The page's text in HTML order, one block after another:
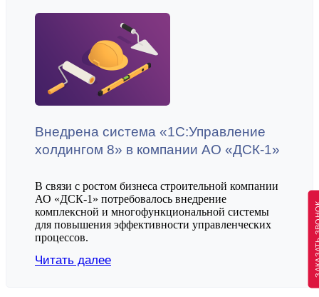
Внедрена система «1С:Управление
холдингом 8» в компании АО «ДСК-1»
В связи с ростом бизнеса строительной компании
АО «ДСК-1» потребовалось внедрение
комплексной и многофункциональной системы
для повышения эффективности управленческих
процессов.
Читать далее